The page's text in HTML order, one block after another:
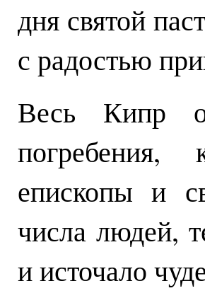
дня святой
с радостью
Весь Кипр
погребения,
епископы и
числа людей,
и источало